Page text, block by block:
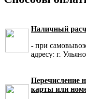
Наличный
- при
адресу: г.
Перечисление
карты или